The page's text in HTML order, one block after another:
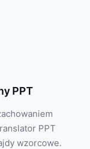
PPT
PPT
wzorcowe.